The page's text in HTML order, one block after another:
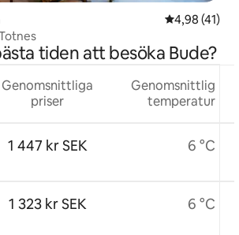
4,98 av 5 i
4,98 (41)
tiden att besöka Bude?
Genomsnittliga
priser
1 447 kr SEK
1 323 kr SEK
Genomsnittlig
temperatur
6 °C
6 °C